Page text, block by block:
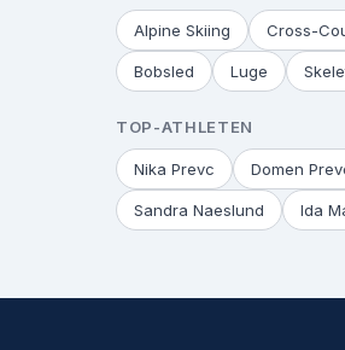
Alpine Skiing Cross-
Bobsled Luge
TOP-ATHLETEN
Nika Prevc Domen
Sandra Naeslund Ida